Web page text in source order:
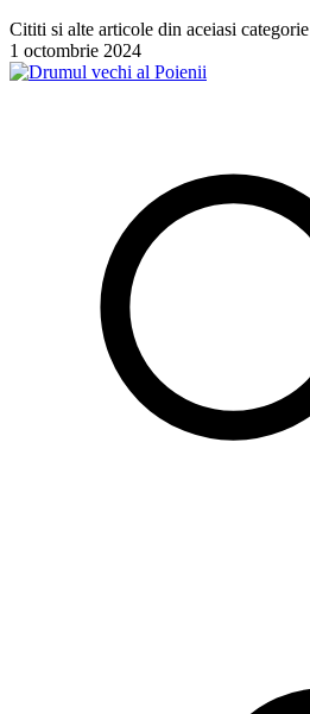
Cititi si alte articole din aceiasi categorie
1 octombrie 2024